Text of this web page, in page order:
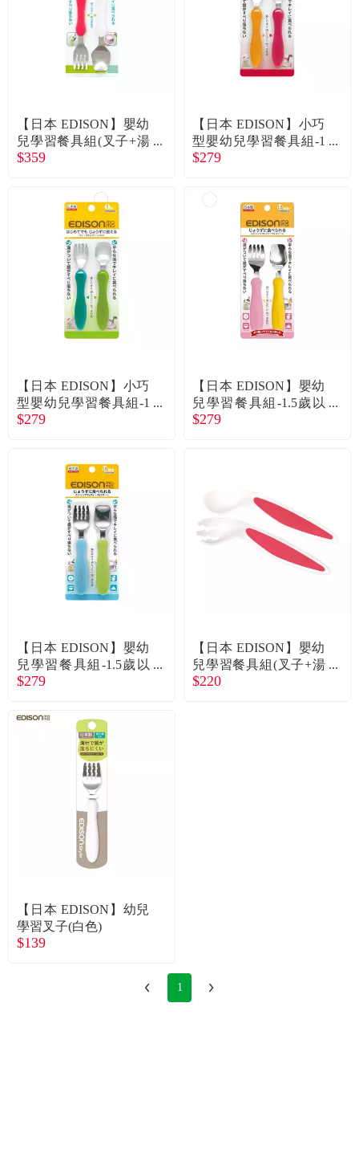
折價券、紅利說明
【日本 EDISON】嬰幼
兒學習餐具組(叉子+湯
匙/Minnie/1.5歲以上)
$359
【日本 EDISON】小巧
型嬰幼兒學習餐具組-1
歲以上-(2色可選)
$279
【日本 EDISON】小巧
型嬰幼兒學習餐具組-1
歲以上-(2色可選)
$279
【日本 EDISON】嬰幼
兒學習餐具組-1.5歲以
上-(粉+黃)
$279
【日本 EDISON】嬰幼
兒學習餐具組-1.5歲以
上-(藍+綠)
$279
【日本 EDISON】嬰幼
兒學習餐具組(叉子+湯
匙/附收納盒/桃紅/9個月
$220
【日本 EDISON】幼兒
學習叉子(白色)
$139
1